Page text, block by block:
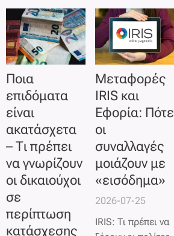
περιμένουν την
καταβολή των
κοινωνικών
παροχών στους
τραπεζικούς τους
λογαριασμούς.
διαβάσεις πεζών
ή γωνίες που
εμποδίζουν την
ορατότητα, η
δυσφορία και η
επικινδυνότητα
αυξάνονται
κατακόρυφα.
Ποια
επιδόματα
είναι
ακατάσχετα
– Τι πρέπει
να γνωρίζουν
οι δικαιούχοι
σε
περίπτωση
κατάσχεσης
Μεταφορές
IRIS και
Εφορία: Πότε
οι
συναλλαγές
μοιάζουν με
«εισόδημα»
2026-07-25
IRIS: Τι πρέπει να